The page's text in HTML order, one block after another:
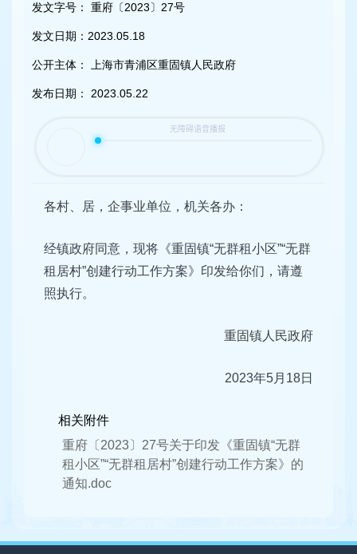
发文字号： 重府〔2023〕27号
发文日期： 2023.05.18
公开主体： 上海市青浦区重固镇人民政府
发布日期： 2023.05.22
各村、居，企事业单位，机关各办：
经镇政府同意，现将《重固镇“无群租小区”“无群
租居村”创建行动工作方案》印发给你们，请遵
照执行。
重固镇人民政府
2023年5月18日
相关附件
重府〔2023〕27号关于印发《重固镇“无群
租小区”“无群租居村”创建行动工作方案》的
通知.doc